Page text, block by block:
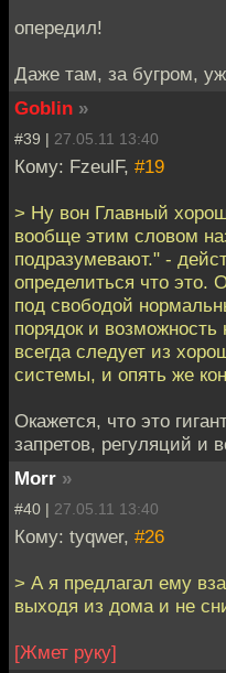
опередил!
Даже там, за бугром,
Goblin »
#39 | 27.05.11 13:40
Кому: FzeulF, #19
> Ну вон Главный
вообще этим словом
подразумевают." -
определиться что это.
под свободой
порядок и
всегда следует из
системы, и опять же
Окажется, что это
запретов, регуляций и
Morr »
#40 | 27.05.11 13:40
Кому: tyqwer, #26
> А я предлагал ему
выходя из дома и не
[Жмет руку]